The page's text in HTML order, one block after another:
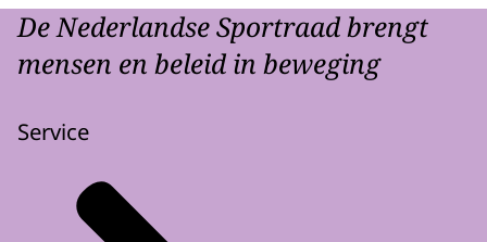
De Nederlandse Sportraad brengt
mensen en beleid in beweging
Service